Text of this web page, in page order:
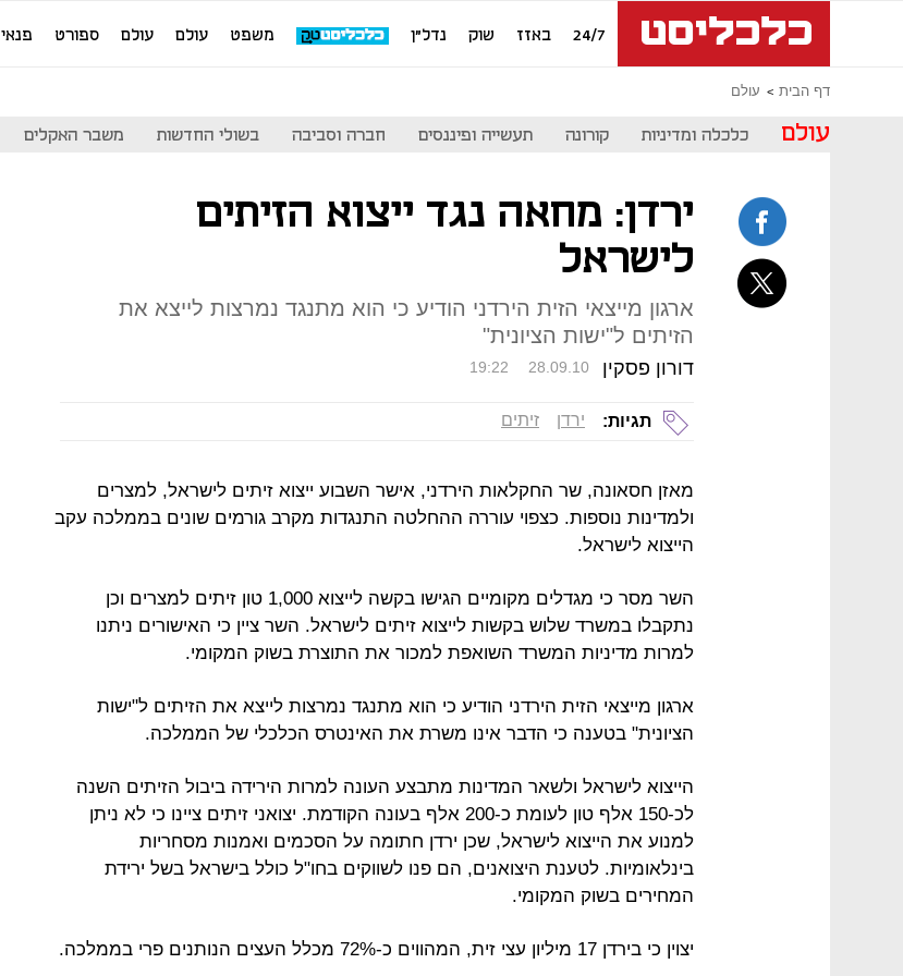
24/7 באזז שוק נדל"ן משפט עולם עולם ספורט פנאי
דף הבית עולם
עולם כלכלה ומדיניות קורונה תעשייה ופיננסים חברה וסביבה בשולי החדשות משבר האקלים
ירדן: מחאה נגד ייצוא הזיתים
לישראל
ארגון מייצאי הזית הירדני הודיע כי הוא מתנגד נמרצות לייצא את
הזיתים ל"ישות הציונית"
דורון פסקין 19:22 28.09.10
תגיות: ירדן זיתים
מאזן חסאונה, שר החקלאות הירדני, אישר השבוע ייצוא זיתים לישראל, למצרים
ולמדינות נוספות. כצפוי עוררה ההחלטה התנגדות מקרב גורמים שונים בממלכה עקב
הייצוא לישראל.
השר מסר כי מגדלים מקומיים הגישו בקשה לייצוא 1,000 טון זיתים למצרים וכן
נתקבלו במשרד שלוש בקשות לייצוא זיתים לישראל. השר ציין כי האישורים ניתנו
למרות מדיניות המשרד השואפת למכור את התוצרת בשוק המקומי.
ארגון מייצאי הזית הירדני הודיע כי הוא מתנגד נמרצות לייצא את הזיתים ל"ישות
הציונית" בטענה כי הדבר אינו משרת את האינטרס הכלכלי של הממלכה.
הייצוא לישראל ולשאר המדינות מתבצע העונה למרות הירידה ביבול הזיתים השנה
לכ-150 אלף טון לעומת כ-200 אלף בעונה הקודמת. יצואני זיתים ציינו כי לא ניתן
למנוע את הייצוא לישראל, שכן ירדן חתומה על הסכמים ואמנות מסחריות
בינלאומיות. לטענת היצואנים, הם פנו לשווקים בחו"ל כולל בישראל בשל ירידת
המחירים בשוק המקומי.
יצוין כי בירדן 17 מיליון עצי זית, המהווים כ-72% מכלל העצים הנותנים פרי בממלכה.